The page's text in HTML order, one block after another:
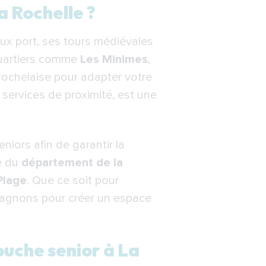
?
Rochelle ?
port, ses tours médiévales
comme Les Minimes,
pour adapter votre
de proximité, est une
afin de garantir la
du département de la
. Que ce soit pour
pour créer un espace
senior à La